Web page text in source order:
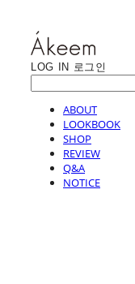
LOG IN 로그인
ABOUT
LOOKBOOK
SHOP
REVIEW
Q&A
NOTICE